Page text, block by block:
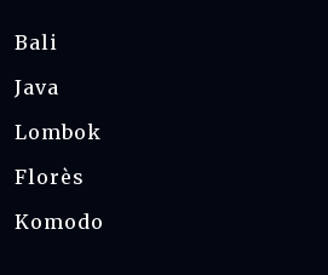
Bali
Java
Lombok
Florès
Komodo